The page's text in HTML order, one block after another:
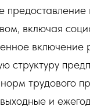
включая
включение
структуру
трудового
и